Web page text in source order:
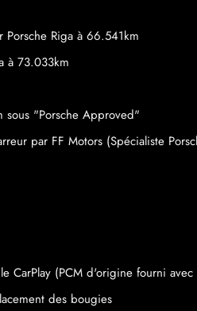
Riga à 66.541km
à 73.033km
"Porsche Approved"
par FF Motors (Spécialiste
CarPlay (PCM d'origine fourni
des bougies